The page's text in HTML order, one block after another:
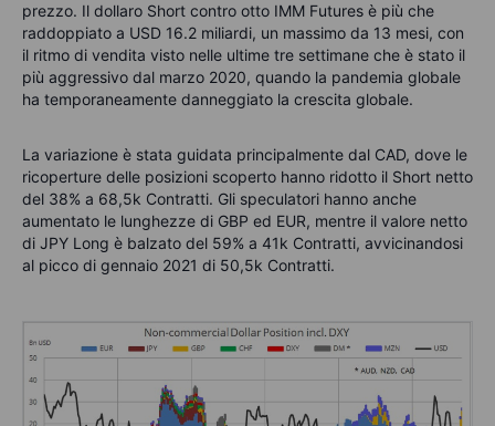
prezzo. Il dollaro Short contro otto IMM Futures è più che
raddoppiato a USD 16.2 miliardi, un massimo da 13 mesi, con
il ritmo di vendita visto nelle ultime tre settimane che è stato il
più aggressivo dal marzo 2020, quando la pandemia globale
ha temporaneamente danneggiato la crescita globale.
La variazione è stata guidata principalmente dal CAD, dove le
ricoperture delle posizioni scoperto hanno ridotto il Short netto
del 38% a 68,5k Contratti. Gli speculatori hanno anche
aumentato le lunghezze di GBP ed EUR, mentre il valore netto
di JPY Long è balzato del 59% a 41k Contratti, avvicinandosi
al picco di gennaio 2021 di 50,5k Contratti.